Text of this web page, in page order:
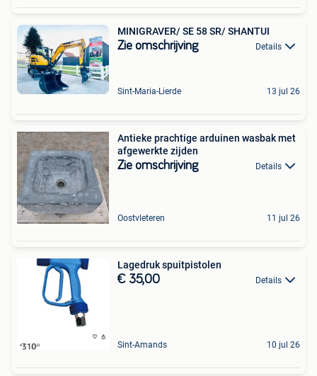
MINIGRAVER/ SE 58 SR/ SHANTUI
Zie omschrijving Details
Sint-Maria-Lierde 13 jul 26
Antieke prachtige arduinen wasbak met
afgewerkte zijden
Zie omschrijving Details
Oostvleteren 11 jul 26
Lagedruk spuitpistolen
€ 35,00 Details
Sint-Amands 10 jul 26